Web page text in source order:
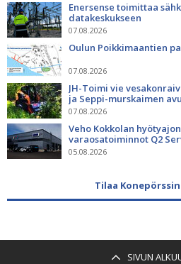
Enersense toimittaa
datakeskukseen
07.08.2026
Oulun Poikkimaantien
07.08.2026
JH-Toimi vie
ja Seppi-murskaimen
07.08.2026
Veho Kokkolan
varaosatoiminnot Q2
05.08.2026
Tilaa
SIVUN